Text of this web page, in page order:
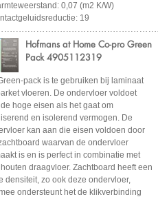
0,07 (m2 K/W)
19
Hofmans at Home Co-pro Green
Pack 4905112319
pack is te gebruiken bij laminaat
vloeren. De ondervloer voldoet
hoge eisen als het gaat om
en isolerend vermogen. De
kan aan die eisen voldoen door
waarvan de ondervloer
is en is perfect in combinatie met
draagvloer. Zachtboard heeft een
densiteit, zo ook deze ondervloer,
ondersteunt het de klikverbinding